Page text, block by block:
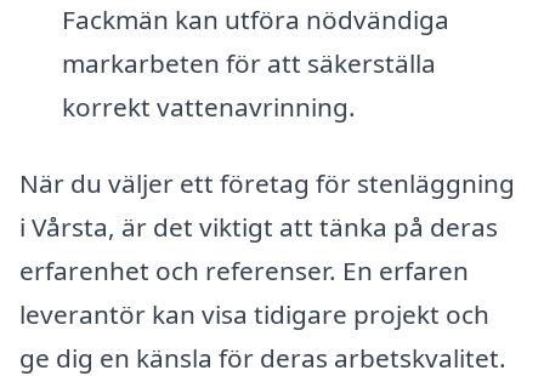
Fackmän kan utföra nödvändiga
markarbeten för att säkerställa
korrekt vattenavrinning.
När du väljer ett företag för stenläggning
i Vårsta, är det viktigt att tänka på deras
erfarenhet och referenser. En erfaren
leverantör kan visa tidigare projekt och
ge dig en känsla för deras arbetskvalitet.